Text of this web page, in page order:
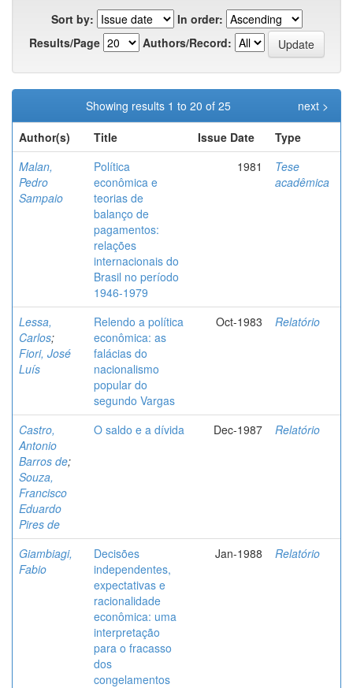
Sort by:
In order:
Results/Page
Authors/Record:
Showing results 1 to 20 of 25
next >
Author(s)
Title Issue Date
Type
Malan,
Pedro
Sampaio
Política
econômica e
teorias de
balanço de
pagamentos:
relações
internacionais do
Brasil no período
1946-1979
1981
Tese
acadêmica
Lessa,
Carlos;
Fiori, José
Luís
Relendo a política
econômica: as
falácias do
nacionalismo
popular do
segundo Vargas
Oct-1983 Relatório
Castro,
Antonio
Barros de;
Souza,
Francisco
Eduardo
Pires de
O saldo e a dívida Dec-1987 Relatório
Giambiagi,
Fabio
Decisões
independentes,
expectativas e
racionalidade
econômica: uma
interpretação
para o fracasso
dos
congelamentos
Jan-1988 Relatório